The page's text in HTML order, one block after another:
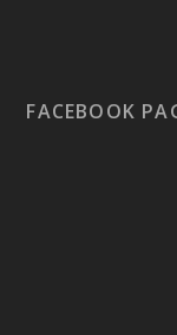
FACEBOOK